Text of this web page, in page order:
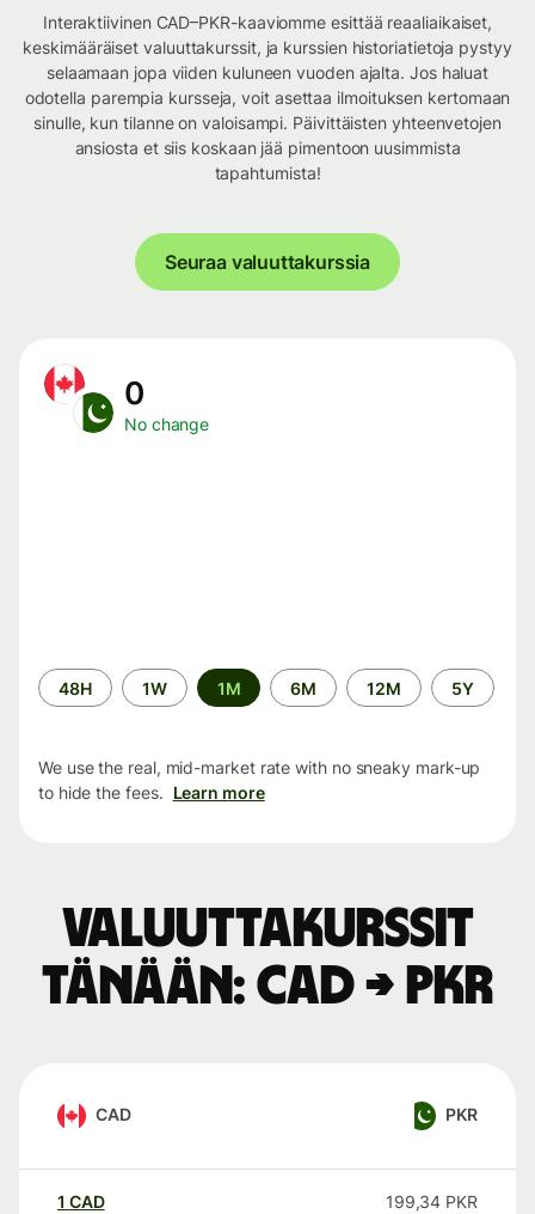
Interaktiivinen CAD–PKR-kaaviomme esittää reaaliaikaiset,
keskimääräiset valuuttakurssit, ja kurssien historiatietoja pystyy
selaamaan jopa viiden kuluneen vuoden ajalta. Jos haluat
odotella parempia kursseja, voit asettaa ilmoituksen kertomaan
sinulle, kun tilanne on valoisampi. Päivittäisten yhteenvetojen
ansiosta et siis koskaan jää pimentoon uusimmista
tapahtumista!
Seuraa valuuttakurssia
0
No change
Time
period
48H 1W 1M 6M 12M 5Y
We use the real, mid-market rate with no sneaky mark-up
to hide the fees. Learn more
Valuuttakurssit
tänään: CAD → PKR
CAD PKR
1 CAD 199,34 PKR